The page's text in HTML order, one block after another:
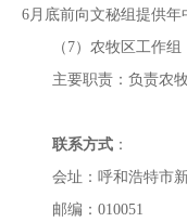
6月底前向文秘组提供
（7）农牧区工作组
主要职责：负责农
联系方式 ：
会址：呼和浩特市
邮编：010051